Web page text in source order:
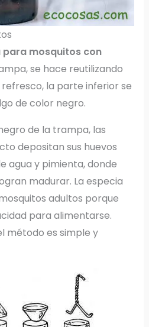
mosquitos con
se hace reutilizando
la parte inferior se
de color negro.
de la trampa, las
depositan sus huevos
agua y pimienta, donde
madurar. La especia
adultos porque
para alimentarse.
método es simple y